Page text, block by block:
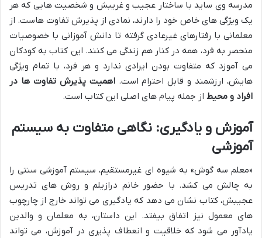
مدرسه وی ساید با ساختار عجیب و غریبش و شخصیت هایی که هر
یک ویژگی های خاص خود را دارند، نمادی از پذیرش تفاوت هاست. از
معلمانی با رفتارهای غیرعادی گرفته تا دانش آموزانی با خصوصیات
منحصر به فرد، همه در کنار هم زندگی می کنند. این کتاب به کودکان
می آموزد که متفاوت بودن ایرادی ندارد و هر فرد، با تمام ویژگی
هایش، ارزشمند و قابل احترام است.اهمیت پذیرش تفاوت ها در
افراد و محیط از جمله پیام های اصلی این کتاب است.
آموزش و یادگیری: نگاهی متفاوت به سیستم
آموزشی
«معلم سه گوش» به شیوه ای غیرمستقیم، سیستم آموزشی سنتی را
به چالش می کشد. با حضور خانم درازیلم و روش های تدریس
عجیبش، کتاب نشان می دهد که یادگیری می تواند خارج از چارچوب
های معمول نیز اتفاق بیفتد. این داستان، به معلمان و والدین
یادآور می شود که خلاقیت و انعطاف پذیری در آموزش، می تواند